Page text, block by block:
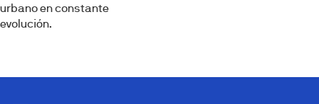
urbano en constante
evolución.